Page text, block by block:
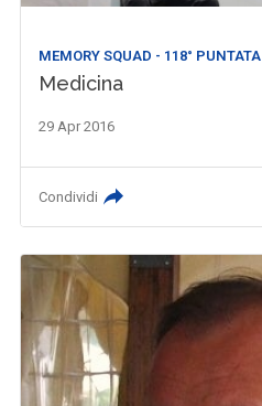
MEMORY SQUAD - 118° PUNTATA
Medicina
29 Apr 2016
Condividi